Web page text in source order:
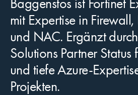
mit Expertise in
und NAC. Ergänzt
Solutions Partner Status
und tiefe Azure-
Projekten.